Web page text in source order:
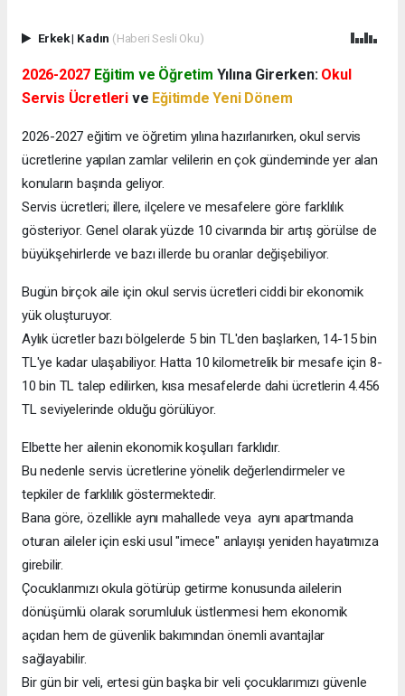
Erkek| Kadın (Haberi Sesli Oku)
2026-2027 Eğitim ve Öğretim Yılına Girerken: Okul
Servis Ücretleri ve Eğitimde Yeni Dönem
2026-2027 eğitim ve öğretim yılına hazırlanırken, okul servis
ücretlerine yapılan zamlar velilerin en çok gündeminde yer alan
konuların başında geliyor.
Servis ücretleri; illere, ilçelere ve mesafelere göre farklılık
gösteriyor. Genel olarak yüzde 10 civarında bir artış görülse de
büyükşehirlerde ve bazı illerde bu oranlar değişebiliyor.
Bugün birçok aile için okul servis ücretleri ciddi bir ekonomik
yük oluşturuyor.
Aylık ücretler bazı bölgelerde 5 bin TL'den başlarken, 14-15 bin
TL'ye kadar ulaşabiliyor. Hatta 10 kilometrelik bir mesafe için 8-
10 bin TL talep edilirken, kısa mesafelerde dahi ücretlerin 4.456
TL seviyelerinde olduğu görülüyor.
Elbette her ailenin ekonomik koşulları farklıdır.
Bu nedenle servis ücretlerine yönelik değerlendirmeler ve
tepkiler de farklılık göstermektedir.
Bana göre, özellikle aynı mahallede veya aynı apartmanda
oturan aileler için eski usul "imece" anlayışı yeniden hayatımıza
girebilir.
Çocuklarımızı okula götürüp getirme konusunda ailelerin
dönüşümlü olarak sorumluluk üstlenmesi hem ekonomik
açıdan hem de güvenlik bakımından önemli avantajlar
sağlayabilir.
Bir gün bir veli, ertesi gün başka bir veli çocuklarımızı güvenle